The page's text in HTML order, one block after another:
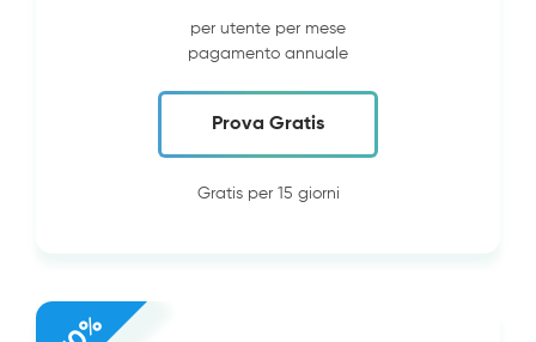
per utente per mese
pagamento annuale
Prova Gratis
Gratis per 15 giorni